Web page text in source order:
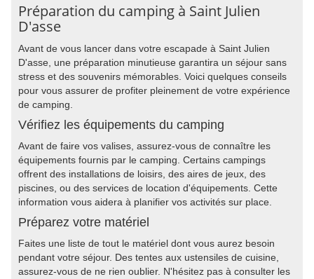
Préparation du camping à Saint Julien
D'asse
Avant de vous lancer dans votre escapade à Saint Julien
D'asse, une préparation minutieuse garantira un séjour sans
stress et des souvenirs mémorables. Voici quelques conseils
pour vous assurer de profiter pleinement de votre expérience
de camping.
Vérifiez les équipements du camping
Avant de faire vos valises, assurez-vous de connaître les
équipements fournis par le camping. Certains campings
offrent des installations de loisirs, des aires de jeux, des
piscines, ou des services de location d'équipements. Cette
information vous aidera à planifier vos activités sur place.
Préparez votre matériel
Faites une liste de tout le matériel dont vous aurez besoin
pendant votre séjour. Des tentes aux ustensiles de cuisine,
assurez-vous de ne rien oublier. N'hésitez pas à consulter les